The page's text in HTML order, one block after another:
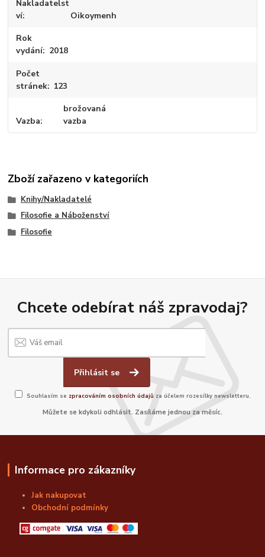
Nakladatelst
ví
Oikoymenh
Rok
vydání
2018
Počet
stránek
123
Vazba
brožovaná
vazba
Zboží zařazeno v kategoriích
Knihy/Nakladatelé
Filosofie a Náboženství
Filosofie
Chcete odebírat náš zpravodaj?
Přihlásit se
Souhlasím se zpracováním osobních údajů za účelem rozesílky newsletteru.
Můžete se kdykoli odhlásit. Zasíláme jednou za měsíc.
Informace pro zákazníky
Jak nakupovat
Obchodní podmínky